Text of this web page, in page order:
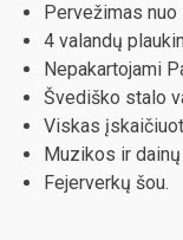
Pervežimas
4 valandų
Nepakartojami
Švediško stalo
Viskas
Muzikos ir dainų
Fejerverkų šou.